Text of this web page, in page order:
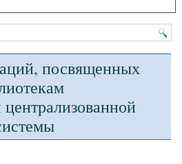
посвященных